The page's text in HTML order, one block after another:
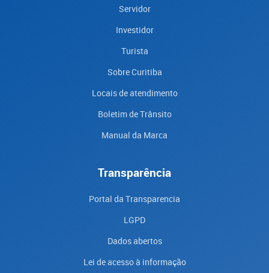
Servidor
Investidor
Turista
Sobre Curitiba
Locais de atendimento
Boletim de Trânsito
Manual da Marca
Transparência
Portal da Transparencia
LGPD
Dados abertos
Lei de acesso à informação